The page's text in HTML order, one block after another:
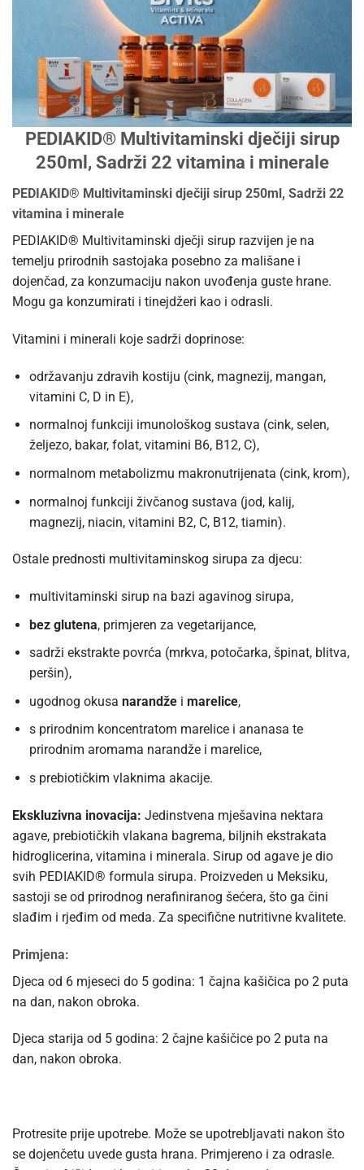
PEDIAKID® Multivitaminski dječiji sirup
250ml, Sadrži 22 vitamina i minerale
PEDIAKID® Multivitaminski dječiji sirup 250ml, Sadrži 22
vitamina i minerale
PEDIAKID® Multivitaminski dječji sirup razvijen je na
temelju prirodnih sastojaka posebno za mališane i
dojenčad, za konzumaciju nakon uvođenja guste hrane.
Mogu ga konzumirati i tinejdžeri kao i odrasli.
Vitamini i minerali koje sadrži doprinose:
održavanju zdravih kostiju (cink, magnezij, mangan,
vitamini C, D in E),
normalnoj funkciji imunološkog sustava (cink, selen,
željezo, bakar, folat, vitamini B6, B12, C),
normalnom metabolizmu makronutrijenata (cink, krom),
normalnoj funkciji živčanog sustava (jod, kalij,
magnezij, niacin, vitamini B2, C, B12, tiamin).
Ostale prednosti multivitaminskog sirupa za djecu:
multivitaminski sirup na bazi agavinog sirupa,
bez glutena, primjeren za vegetarijance,
sadrži ekstrakte povrća (mrkva, potočarka, špinat, blitva,
peršin),
ugodnog okusa narandže i marelice,
s prirodnim koncentratom marelice i ananasa te
prirodnim aromama narandže i marelice,
s prebiotičkim vlaknima akacije.
Ekskluzivna inovacija: Jedinstvena mješavina nektara
agave, prebiotičkih vlakana bagrema, biljnih ekstrakata
hidroglicerina, vitamina i minerala. Sirup od agave je dio
svih PEDIAKID® formula sirupa. Proizveden u Meksiku,
sastoji se od prirodnog nerafiniranog šećera, što ga čini
slađim i rjeđim od meda. Za specifične nutritivne kvalitete.
Primjena:
Djeca od 6 mjeseci do 5 godina: 1 čajna kašičica po 2 puta
na dan, nakon obroka.
Djeca starija od 5 godina: 2 čajne kašičice po 2 puta na
dan, nakon obroka.
Protresite prije upotrebe. Može se upotrebljavati nakon što
se dojenčetu uvede gusta hrana. Primjereno i za odrasle.